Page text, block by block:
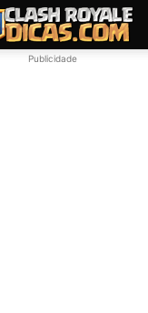
Publicidade